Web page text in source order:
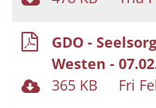
GDO -
Westen -
365 KB
Fri